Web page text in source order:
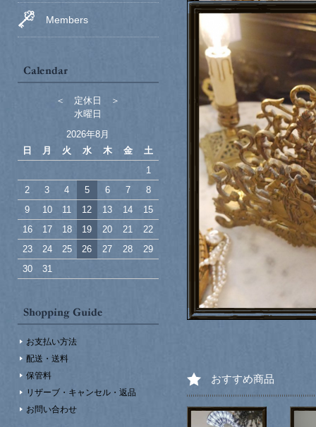
Members
＜ 定休日 ＞
水曜日
2026年8月
日
月 火 水 木 金
土
1
2
3 4 5 6 7
8
9
10 11 12 13 14
15
16
17 18 19 20 21
22
23
24 25 26 27 28
29
30
31
お支払い方法
配送・送料
保管料
リザーブ・キャンセル・返品
お問い合わせ
おすすめ商品